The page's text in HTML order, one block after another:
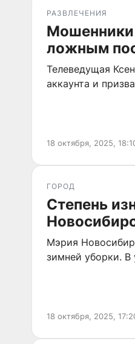
РАЗВЛЕЧЕНИЯ
Мошенники
ложным
Телеведущая
аккаунта и
18 октября, 2025,
ГОРОД
Степень
Мэрия
зимней уборки.
18 октября, 2025,